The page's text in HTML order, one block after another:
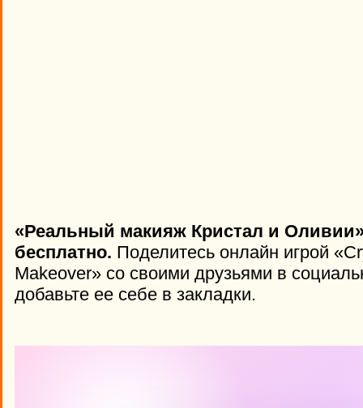
«Реальный макияж Кристал и
бесплатно. Поделитесь онлайн игрой
Makeover» со своими друзьями в
добавьте ее себе в закладки.